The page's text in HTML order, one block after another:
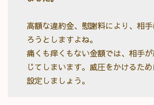
高額な違約金、慰謝料により、相
ろうとしますよね。
痛くも痒くもない金額では、相手
じてしまいます。威圧をかけるた
設定しましょう。